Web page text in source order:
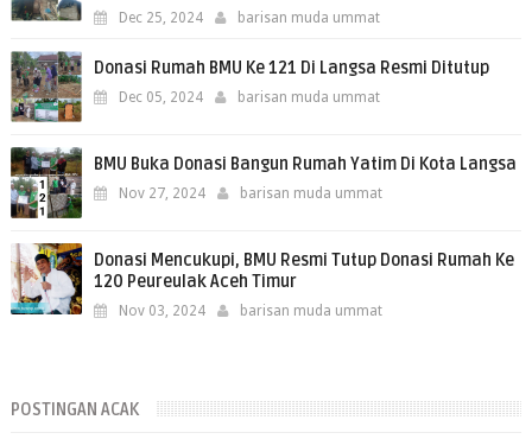
Dec 25, 2024 barisan muda ummat
Donasi Rumah BMU Ke 121 Di Langsa Resmi Ditutup
Dec 05, 2024 barisan muda ummat
BMU Buka Donasi Bangun Rumah Yatim Di Kota Langsa
Nov 27, 2024 barisan muda ummat
Donasi Mencukupi, BMU Resmi Tutup Donasi Rumah Ke
120 Peureulak Aceh Timur
Nov 03, 2024 barisan muda ummat
POSTINGAN ACAK